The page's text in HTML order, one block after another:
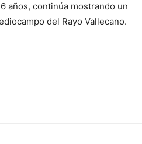
años, continúa mostrando un
del Rayo Vallecano.